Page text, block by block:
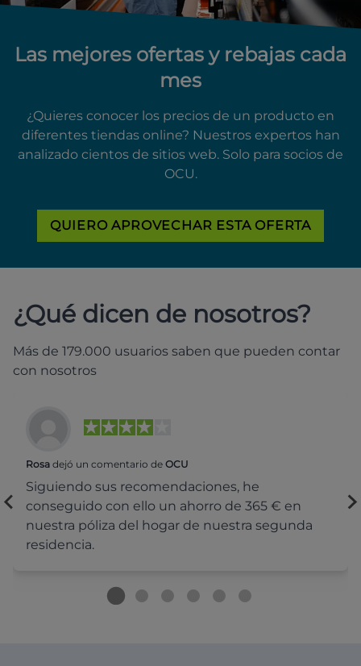
Las mejores ofertas y rebajas cada
mes
¿Quieres conocer los precios de un producto en
diferentes tiendas online? Nuestros expertos han
analizado cientos de sitios web. Solo para socios de
OCU.
QUIERO APROVECHAR ESTA OFERTA
¿Qué dicen de nosotros?
Más de 179.000 usuarios saben que pueden contar
con nosotros
Rosa dejó un comentario de OCU
Siguiendo sus recomendaciones, he
conseguido con ello un ahorro de 365 € en
nuestra póliza del hogar de nuestra segunda
residencia.